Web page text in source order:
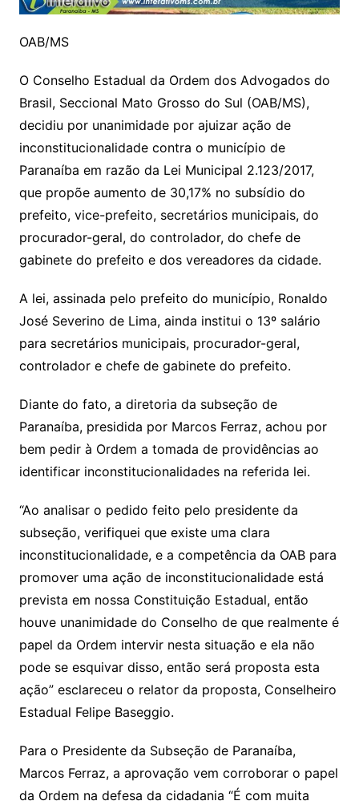
OAB/MS
O Conselho Estadual da Ordem dos Advogados do
Brasil, Seccional Mato Grosso do Sul (OAB/MS),
decidiu por unanimidade por ajuizar ação de
inconstitucionalidade contra o município de
Paranaíba em razão da Lei Municipal 2.123/2017,
que propõe aumento de 30,17% no subsídio do
prefeito, vice-prefeito, secretários municipais, do
procurador-geral, do controlador, do chefe de
gabinete do prefeito e dos vereadores da cidade.
A lei, assinada pelo prefeito do município, Ronaldo
José Severino de Lima, ainda institui o 13º salário
para secretários municipais, procurador-geral,
controlador e chefe de gabinete do prefeito.
Diante do fato, a diretoria da subseção de
Paranaíba, presidida por Marcos Ferraz, achou por
bem pedir à Ordem a tomada de providências ao
identificar inconstitucionalidades na referida lei.
“Ao analisar o pedido feito pelo presidente da
subseção, verifiquei que existe uma clara
inconstitucionalidade, e a competência da OAB para
promover uma ação de inconstitucionalidade está
prevista em nossa Constituição Estadual, então
houve unanimidade do Conselho de que realmente é
papel da Ordem intervir nesta situação e ela não
pode se esquivar disso, então será proposta esta
ação” esclareceu o relator da proposta, Conselheiro
Estadual Felipe Baseggio.
Para o Presidente da Subseção de Paranaíba,
Marcos Ferraz, a aprovação vem corroborar o papel
da Ordem na defesa da cidadania “É com muita